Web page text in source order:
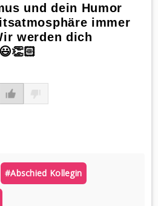
und dein Humor
immer
werden dich
#abschied Kollegin